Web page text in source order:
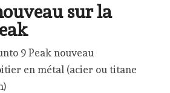
sur la
en métal (acier ou titane